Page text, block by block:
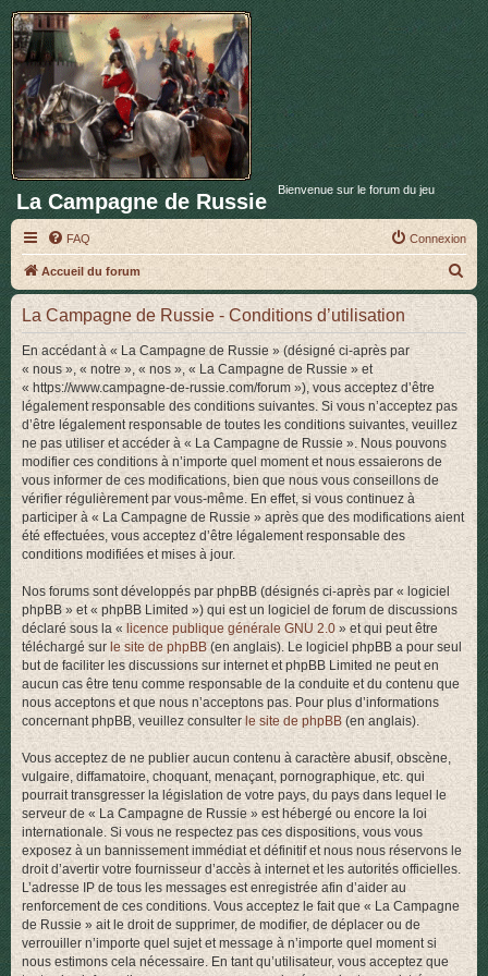
La Campagne de Russie Bienvenue sur le forum du jeu
FAQ Connexion
Accueil du forum
e
c
h
La Campagne de Russie - Conditions d’utilisation
En accédant à « La Campagne de Russie » (désigné ci-après par
« nous », « notre », « nos », « La Campagne de Russie » et
« https://www.campagne-de-russie.com/forum »), vous acceptez d’être
légalement responsable des conditions suivantes. Si vous n’acceptez pas
d’être légalement responsable de toutes les conditions suivantes, veuillez
ne pas utiliser et accéder à « La Campagne de Russie ». Nous pouvons
modifier ces conditions à n’importe quel moment et nous essaierons de
vous informer de ces modifications, bien que nous vous conseillons de
vérifier régulièrement par vous-même. En effet, si vous continuez à
participer à « La Campagne de Russie » après que des modifications aient
été effectuées, vous acceptez d’être légalement responsable des
conditions modifiées et mises à jour.
Nos forums sont développés par phpBB (désignés ci-après par « logiciel
phpBB » et « phpBB Limited ») qui est un logiciel de forum de discussions
déclaré sous la « licence publique générale GNU 2.0 » et qui peut être
téléchargé sur le site de phpBB(en anglais). Le logiciel phpBB a pour seul
but de faciliter les discussions sur internet et phpBB Limited ne peut en
aucun cas être tenu comme responsable de la conduite et du contenu que
nous acceptons et que nous n’acceptons pas. Pour plus d’informations
concernant phpBB, veuillez consulter le site de phpBB (en anglais).
Vous acceptez de ne publier aucun contenu à caractère abusif, obscène,
vulgaire, diffamatoire, choquant, menaçant, pornographique, etc. qui
pourrait transgresser la législation de votre pays, du pays dans lequel le
serveur de « La Campagne de Russie » est hébergé ou encore la loi
internationale. Si vous ne respectez pas ces dispositions, vous vous
exposez à un bannissement immédiat et définitif et nous nous réservons le
droit d’avertir votre fournisseur d’accès à internet et les autorités officielles.
L’adresse IP de tous les messages est enregistrée afin d’aider au
renforcement de ces conditions. Vous acceptez le fait que « La Campagne
de Russie » ait le droit de supprimer, de modifier, de déplacer ou de
verrouiller n’importe quel sujet et message à n’importe quel moment si
nous estimons cela nécessaire. En tant qu’utilisateur, vous acceptez que